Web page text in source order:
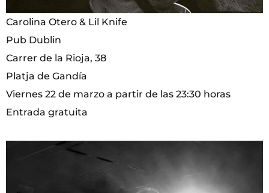
Carolina Otero & Lil Knife
Pub Dublin
Carrer de la Rioja, 38
Platja de Gandía
Viernes 22 de marzo a partir de las 23:30 horas
Entrada gratuita